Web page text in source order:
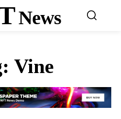
News
Vine